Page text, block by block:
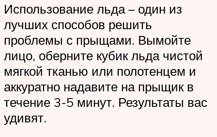
Использование льда – один из
лучших способов решить
проблемы с прыщами. Вымойте
лицо, оберните кубик льда чистой
мягкой тканью или полотенцем и
аккуратно надавите на прыщик в
течение 3-5 минут. Результаты вас
удивят.